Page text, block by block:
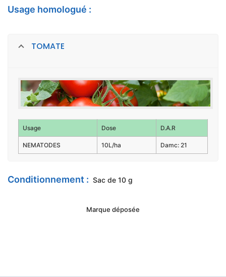
Usage homologué :
TOMATE
Usage Dose D.A.R
NEMATODES 10L/ha Damc: 21
Conditionnement : Sac de 10 g
Marque déposée